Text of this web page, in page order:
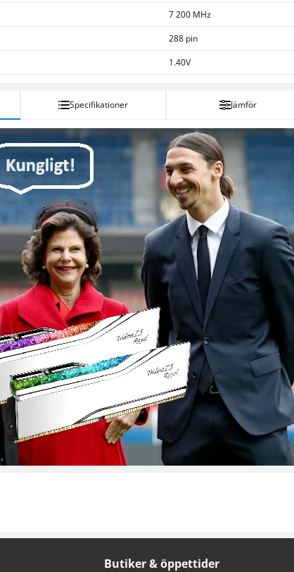
7 200 MHz
288 pin
1.40V
Specifikationer Jämför
Butiker & öppettider